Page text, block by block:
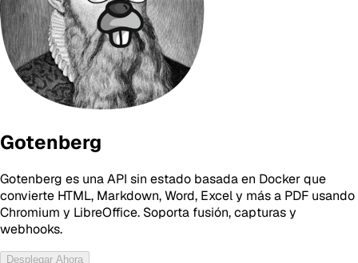
Gotenberg
Gotenberg es una API sin estado basada en Docker que
convierte HTML, Markdown, Word, Excel y más a PDF usando
Chromium y LibreOffice. Soporta fusión, capturas y
webhooks.
Desplegar Ahora